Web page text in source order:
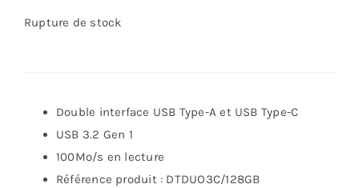
Rupture de stock
Double interface USB Type-A et USB Type-C
USB 3.2 Gen 1
100Mo/s en lecture
Référence produit : DTDUO3C/128GB